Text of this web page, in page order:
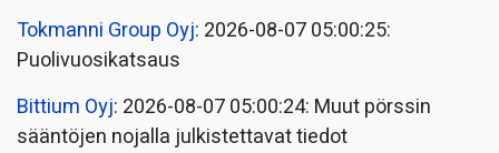
Tokmanni Group Oyj: 2026-08-07 05:00:25:
Puolivuosikatsaus
Bittium Oyj: 2026-08-07 05:00:24: Muut pörssin
sääntöjen nojalla julkistettavat tiedot